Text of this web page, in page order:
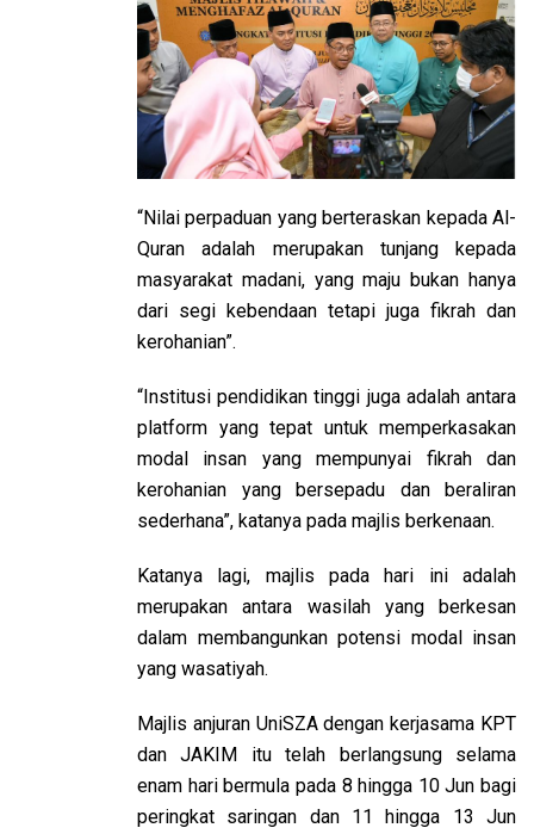
“Nilai perpaduan yang berteraskan kepada Al-
Quran adalah merupakan tunjang kepada
masyarakat madani, yang maju bukan hanya
dari segi kebendaan tetapi juga fikrah dan
kerohanian”.
“Institusi pendidikan tinggi juga adalah antara
platform yang tepat untuk memperkasakan
modal insan yang mempunyai fikrah dan
kerohanian yang bersepadu dan beraliran
sederhana”, katanya pada majlis berkenaan.
Katanya lagi, majlis pada hari ini adalah
merupakan antara wasilah yang berkesan
dalam membangunkan potensi modal insan
yang wasatiyah.
Majlis anjuran UniSZA dengan kerjasama KPT
dan JAKIM itu telah berlangsung selama
enam hari bermula pada 8 hingga 10 Jun bagi
peringkat saringan dan 11 hingga 13 Jun